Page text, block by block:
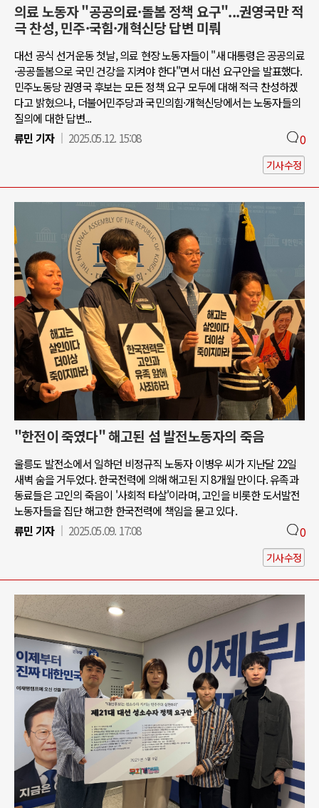
의료 노동자 "공공의료·돌봄 정책 요구"...권영국만 적
극 찬성, 민주·국힘·개혁신당 답변 미뤄
대선 공식 선거운동 첫날, 의료 현장 노동자들이 "새 대통령은 공공의료
·공공돌봄으로 국민 건강을 지켜야 한다"면서 대선 요구안을 발표했다.
민주노동당 권영국 후보는 모든 정책 요구 모두에 대해 적극 찬성하겠
다고 밝혔으나, 더불어민주당과 국민의힘·개혁신당에서는 노동자들의
질의에 대한 답변...
류민 기자
2025.05.12. 15:08 0
기사수정
"한전이 죽였다" 해고된 섬 발전노동자의 죽음
울릉도 발전소에서 일하던 비정규직 노동자 이병우 씨가 지난달 22일
새벽 숨을 거두었다. 한국전력에 의해 해고된 지 8개월 만이다. 유족과
동료들은 고인의 죽음이 '사회적 타살'이라며, 고인을 비롯한 도서발전
노동자들을 집단 해고한 한국전력에 책임을 묻고 있다.
류민 기자
2025.05.09. 17:08 0
기사수정